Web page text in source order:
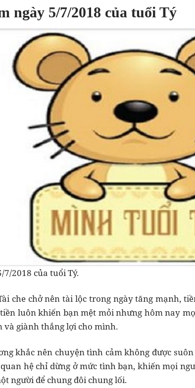
ngày 5/7/2018 của tuổi Tý
2018 của tuổi Tý.
che chở nên tài lộc trong ngày tăng mạnh,
luôn khiến bạn mệt mỏi nhưng hôm nay
và giành thắng lợi cho mình.
khắc nên chuyện tình cảm không được
hệ chỉ dừng ở mức tình bạn, khiến mọi
người để chung đôi chung lối.